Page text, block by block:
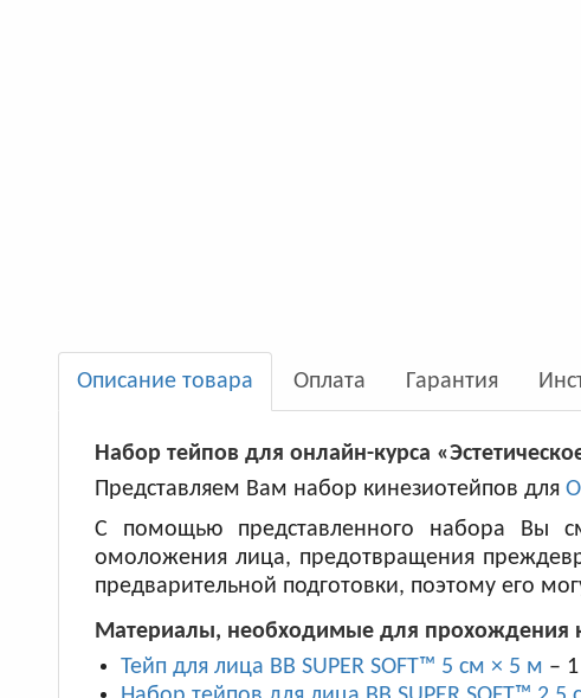
Описание товара Оплата Гарантия
Набор тейпов для онлайн-курса
Представляем Вам набор кинезиотейпов для
С помощью представленного набора Вы
омоложения лица, предотвращения
предварительной подготовки, поэтому его
Материалы, необходимые для прохождения
Тейп для лица BB SUPER SOFT™ 5 см × 5 м –